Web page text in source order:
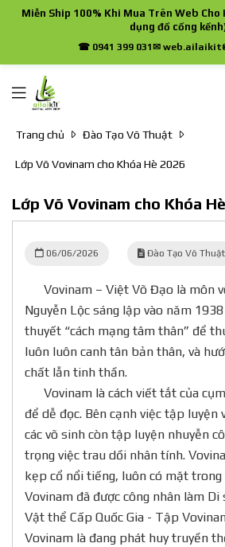
Miễn Ship 100% Khi Mua Trên Web
dụng đồ cồng
☎ 0941 399 031✉
Trang chủ Đào Tạo Võ Thuật
Lớp Võ Vovinam cho Khóa Hè 2026
Lớp Võ Vovinam cho Khóa
06/06/2026 Đào Tạo Võ Thuật
Vovinam – Việt Võ Đạo là môn
Nguyễn Lộc sáng lập vào năm 1938
thuyết “cách mạng tâm thân” để
luôn luôn canh tân bản thân, và
chất lẫn tinh thần.
Vovinam là cách viết tắt của
để dễ đọc. Bên cạnh việc tập
các võ sinh còn tập luyện nhuyễn
trọng việc trau dồi nhân tính.
kẹp cổ nổi tiếng, luôn có mặt
Vovinam đã được công nhân làm Di
Vật thể Cấp Quốc Gia - Tập
Vovinam là đang phát huy truyền